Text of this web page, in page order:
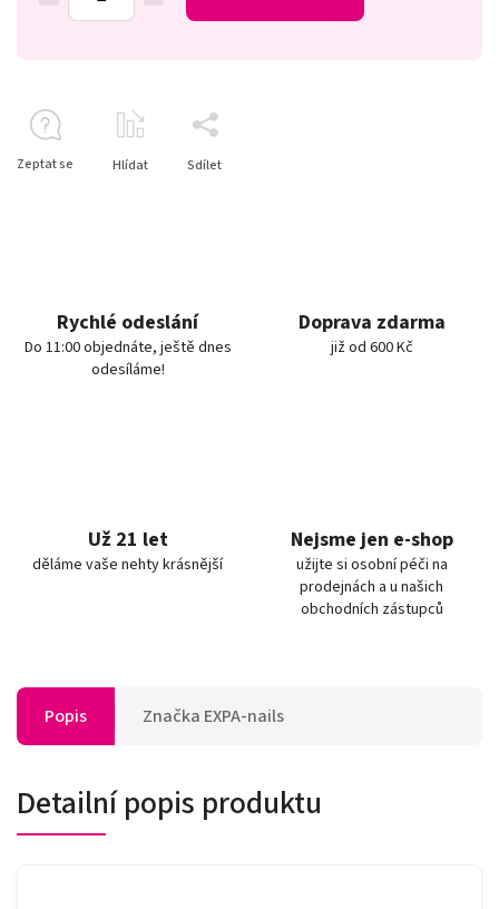
Zeptat se Hlídat Sdílet
Rychlé odeslání
Do 11:00 objednáte, ještě dnes
odesíláme!
Doprava zdarma
již od 600 Kč
Už 21 let
děláme vaše nehty krásnější
Nejsme jen e-shop
užijte si osobní péči na
prodejnách a u našich
obchodních zástupců
Popis Značka EXPA-nails
Detailní popis produktu